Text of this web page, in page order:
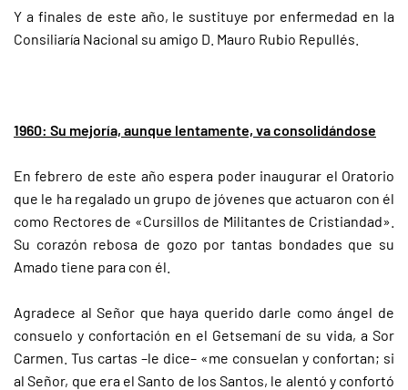
Y a finales de este año, le sustituye por enfermedad en la
Consiliaría Nacional su amigo D. Mauro Rubio Repullés.
1960: Su mejoría, aunque lentamente, va consolidándose
En febrero de este año espera poder inaugurar el Oratorio
que le ha regalado un grupo de jóvenes que actuaron con él
como Rectores de «Cursillos de Militantes de Cristiandad».
Su corazón rebosa de gozo por tantas bondades que su
Amado tiene para con él.
Agradece al Señor que haya querido darle como ángel de
consuelo y confortación en el Getsemaní de su vida, a Sor
Carmen. Tus cartas –le dice– «me consuelan y confortan; si
al Señor, que era el Santo de los Santos, le alentó y confortó